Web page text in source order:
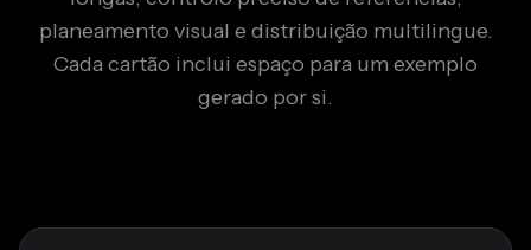
planeamento visual e distribuição multilingue.
Cada cartão inclui espaço para um exemplo
gerado por si.